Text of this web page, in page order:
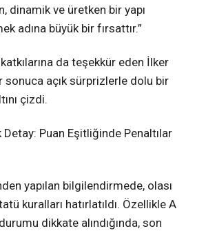
dinamik ve üretken bir yapı
adına büyük bir fırsattır.”
da teşekkür eden İlker
sonuca açık sürprizlerle dolu bir
çizdi.
Puan Eşitliğinde Penaltılar
yapılan bilgilendirmede, olası
kuralları hatırlatıldı. Özellikle A
dikkate alındığında, son